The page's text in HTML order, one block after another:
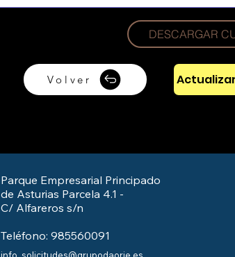
DESCARGAR
Volver
Parque Empresarial Principado
de Asturias Parcela 4.1 -
C/ Alfareros s/n
Teléfono: 985560091